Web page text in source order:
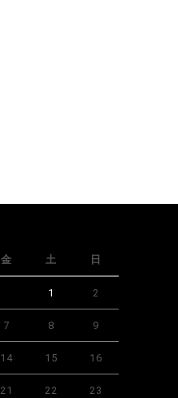
金 土 日
1 2
7 8 9
14 15 16
21 22 23